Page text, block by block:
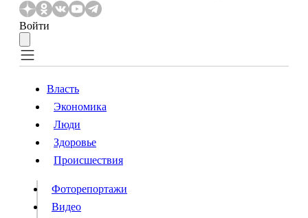
Войти
Власть
Происшествия
Видео
Конкурсы
Власть
Экономика
Люди
Здоровье
Происшествия
Фоторепортажи
Видео